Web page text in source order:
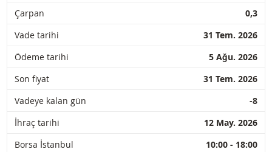
Çarpan
0,3
Vade tarihi
31 Tem. 2026
Ödeme tarihi
5 Ağu. 2026
Son fiyat
31 Tem. 2026
Vadeye kalan gün
-8
İhraç tarihi
12 May. 2026
Borsa İstanbul
10:00 - 18:00